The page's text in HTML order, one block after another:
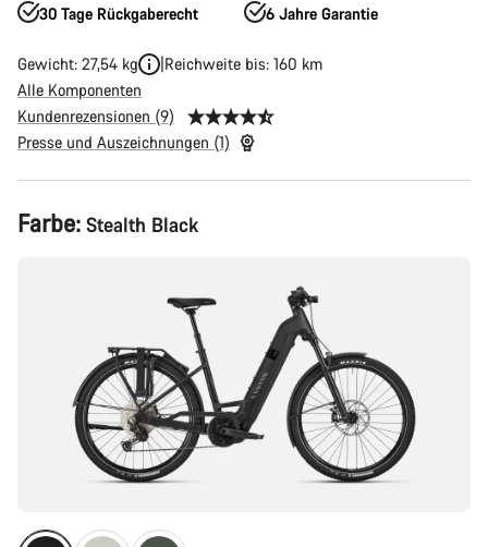
30 Tage Rückgaberecht 6 Jahre Garantie
Gewicht: 27,54 kg
Reichweite bis: 160 km
Alle Komponenten
Kundenrezensionen (9)
Presse und Auszeichnungen (1)
Produktkonfiguration
Farbe: Stealth Black